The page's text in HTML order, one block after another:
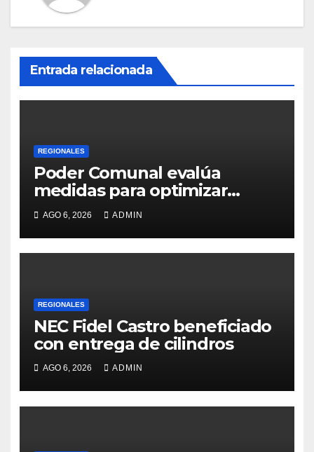
Entrada relacionada
REGIONALES
Poder Comunal evalúa
medidas para optimizar
servicio de agua
AGO 6, 2026 ADMIN
REGIONALES
NEC Fidel Castro beneficiado
con entrega de cilindros
AGO 6, 2026 ADMIN